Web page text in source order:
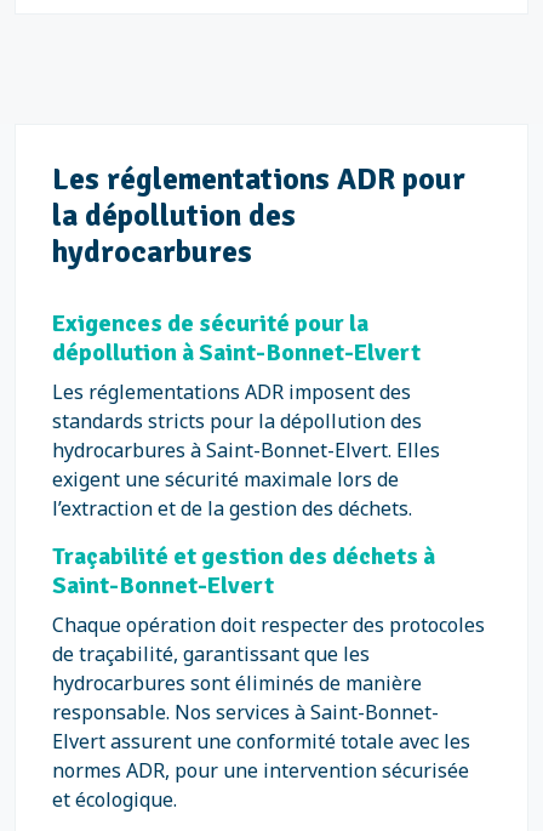
Les réglementations ADR pour
la dépollution des
hydrocarbures
Exigences de sécurité pour la
dépollution à Saint-Bonnet-Elvert
Les réglementations ADR imposent des
standards stricts pour la dépollution des
hydrocarbures à Saint-Bonnet-Elvert. Elles
exigent une sécurité maximale lors de
l’extraction et de la gestion des déchets.
Traçabilité et gestion des déchets à
Saint-Bonnet-Elvert
Chaque opération doit respecter des protocoles
de traçabilité, garantissant que les
hydrocarbures sont éliminés de manière
responsable. Nos services à Saint-Bonnet-
Elvert assurent une conformité totale avec les
normes ADR, pour une intervention sécurisée
et écologique.